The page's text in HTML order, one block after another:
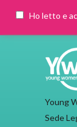
Ho letto e
Young
Sede